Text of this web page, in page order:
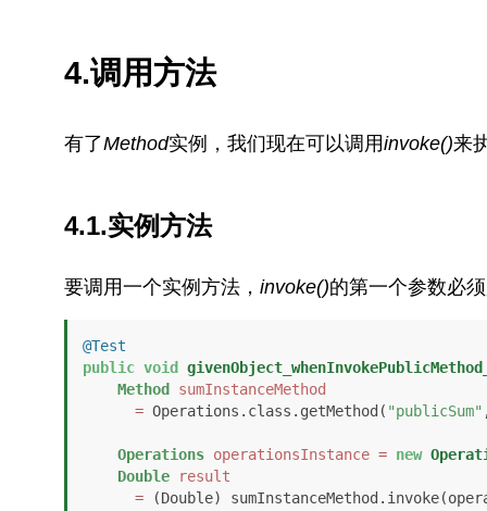
4.调用方法
有了Method实例，我们现在可以调用invoke()来
4.1.实例方法
要调用一个实例方法， invoke()的第一个参数必
@Test
public void
Method
sumInstanceMethod
= Operations.class.getMethod( "publicSum"
Operations operationsInstance = new
Double
result
= (Double)